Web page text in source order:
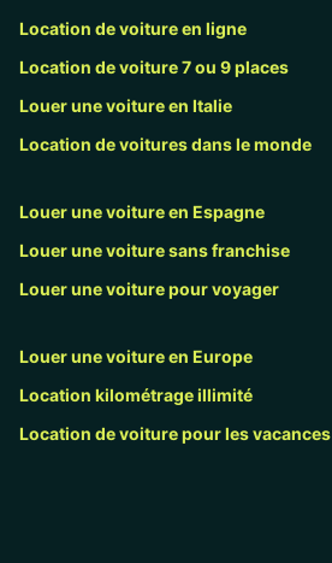
Location de voiture en ligne
Location de voiture 7 ou 9 places
Louer une voiture en Italie
Location de voitures dans le monde
Louer une voiture en Espagne
Louer une voiture sans franchise
Louer une voiture pour voyager
Louer une voiture en Europe
Location kilométrage illimité
Location de voiture pour les vacances